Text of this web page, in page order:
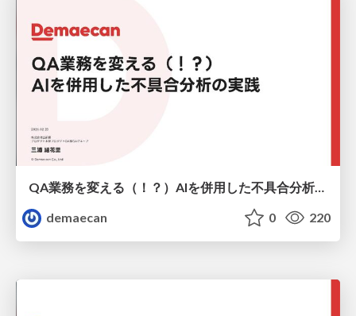
QA業務を変える（！？） AIを併用した不具合分析の実践
demaecan
0 220